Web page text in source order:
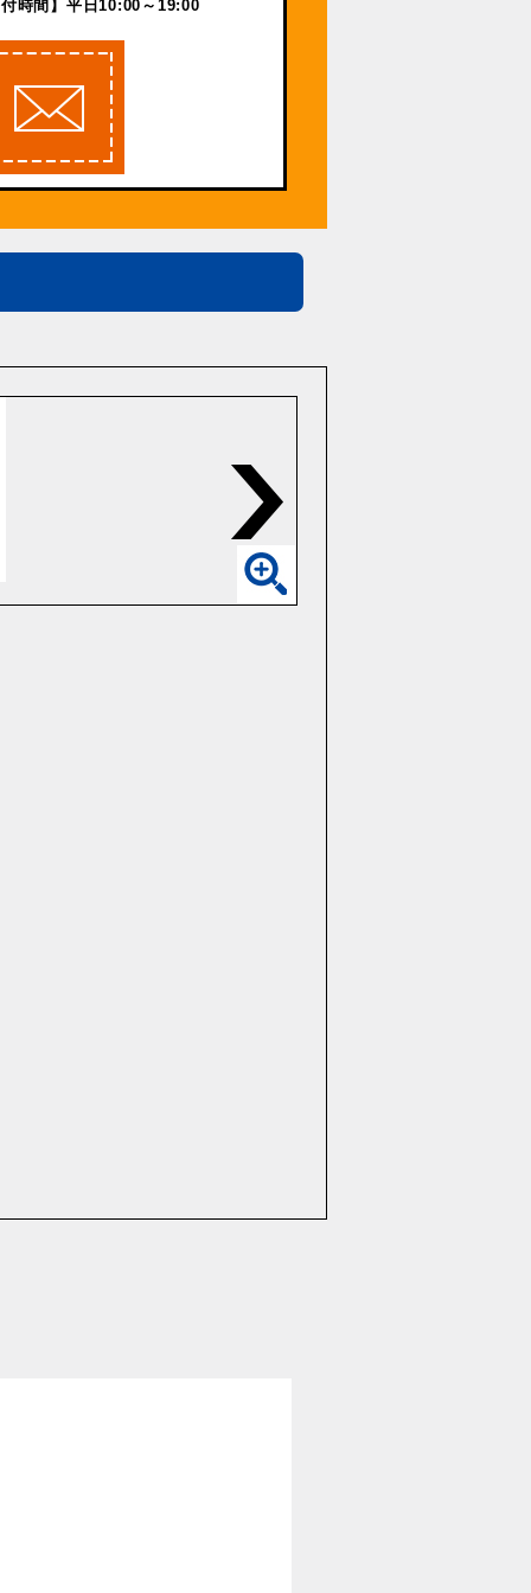
時間】平日10:00～19:00